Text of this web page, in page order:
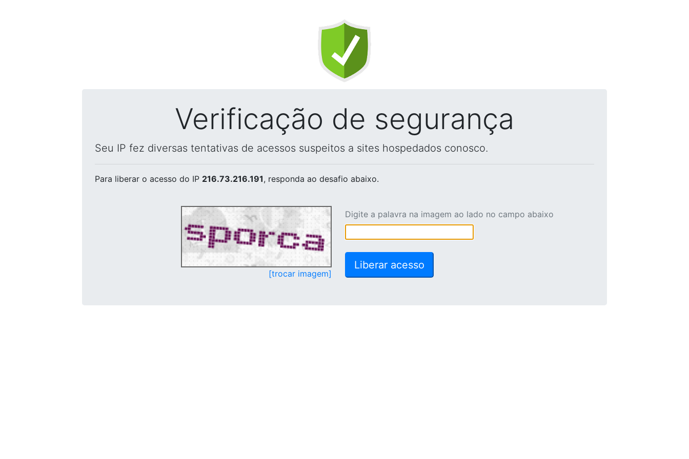
Verificação de segurança
Seu IP fez diversas tentativas de acessos suspeitos a sites hospedados conosco.
Para liberar o acesso do IP 216.73.216.191, responda ao desafio abaixo.
[trocar imagem]
Digite a palavra na imagem ao lado no campo abaixo